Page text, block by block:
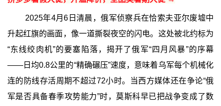
2025年4月6日清晨，俄军侦察兵在恰索夫亚尔废墟中
升起红旗的画面，像一道撕裂夜空的闪电。这处被北约标为
“东线绞肉机”的要塞陷落，揭开了俄军“四月风暴”的序幕
——日均0.8公里的“精确碾压”速度，意味着乌军每个机械化
连的防线存活周期不超过72小时。当西方媒体还在争论“俄
军是否具备春季攻势能力”时，莫斯科早已把战争变成了数